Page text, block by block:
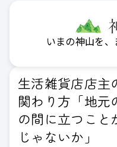
いまの神山を、
生活雑貨店店主
関わり方「地元
の間に立つこと
じゃないか」